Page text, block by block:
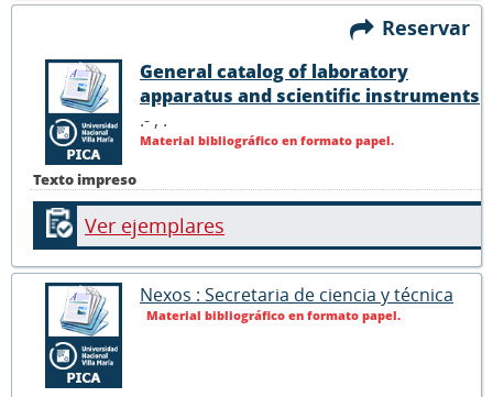
Reservar
Texto impreso
General catalog of laboratory
apparatus and scientific instruments
.- , .
Material bibliográfico en formato papel.
Ver ejemplares
Nexos : Secretaria de ciencia y técnica
Material bibliográfico en formato papel.